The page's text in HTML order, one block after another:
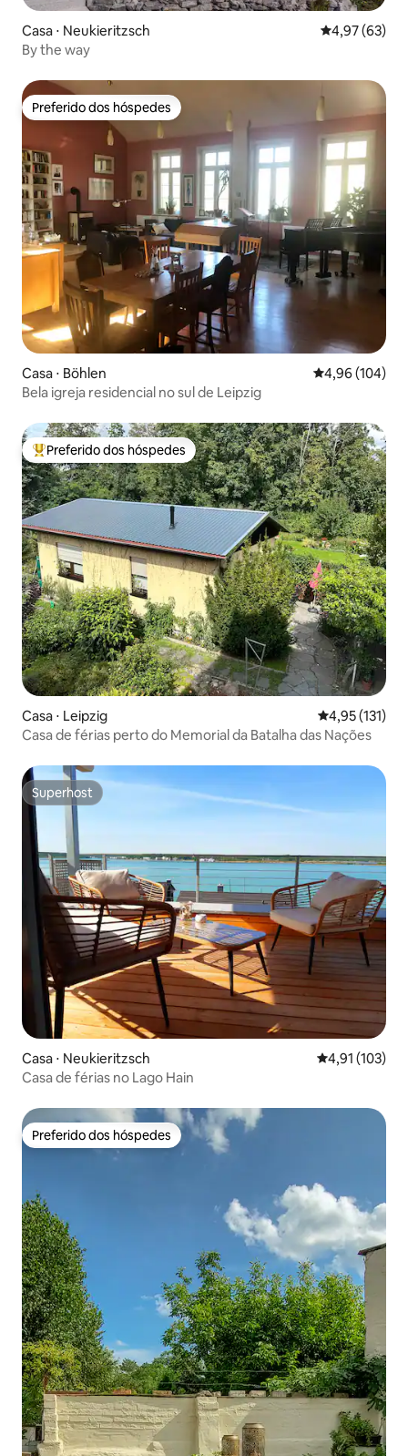
Casa ⋅ Neukieritzsch 4,97 de uma
4,97 (63)
By the way
Preferido dos hóspedes
Preferido dos hóspedes
Casa ⋅ Böhlen 4,96 de uma
4,96 (104)
Bela igreja residencial no sul de Leipzig
Entre os melhores preferidos dos hóspedes
Preferido dos hóspedes
Casa ⋅ Leipzig 4,95 de uma
4,95 (131)
Casa de férias perto do Memorial da Batalha das Nações
Superhost
Superhost
Casa ⋅ Neukieritzsch 4,91 de uma
4,91 (103)
Casa de férias no Lago Hain
Preferido dos hóspedes
Preferido dos hóspedes